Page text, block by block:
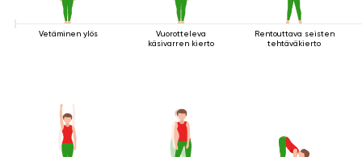
Vetäminen ylös
Vuorotteleva
käsivarren kierto
Rentouttava seisten
tehtäväkierto